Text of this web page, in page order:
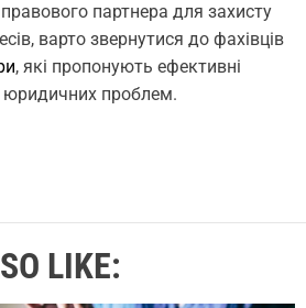
партнера для захисту
варто звернутися до фахівців
, які пропонують ефективні
юридичних проблем.
LIKE: